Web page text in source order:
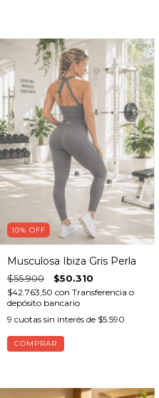
10% OFF
Musculosa Ibiza Gris Perla
$55.900 $50.310
$42.763,50 con Transferencia o
depósito bancario
9 cuotas sin interés de $5.590
COMPRAR